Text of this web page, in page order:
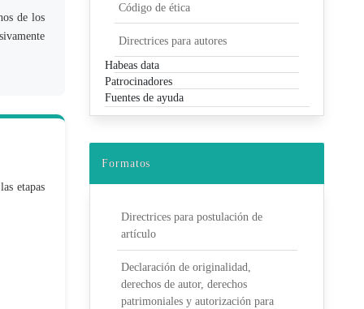
de los
etapas
Código de ética
Directrices para autores
Habeas data
Patrocinadores
Fuentes de ayuda
Formatos
Directrices para postulación de
artículo
Declaración de originalidad,
derechos de autor, derechos
patrimoniales y autorización para